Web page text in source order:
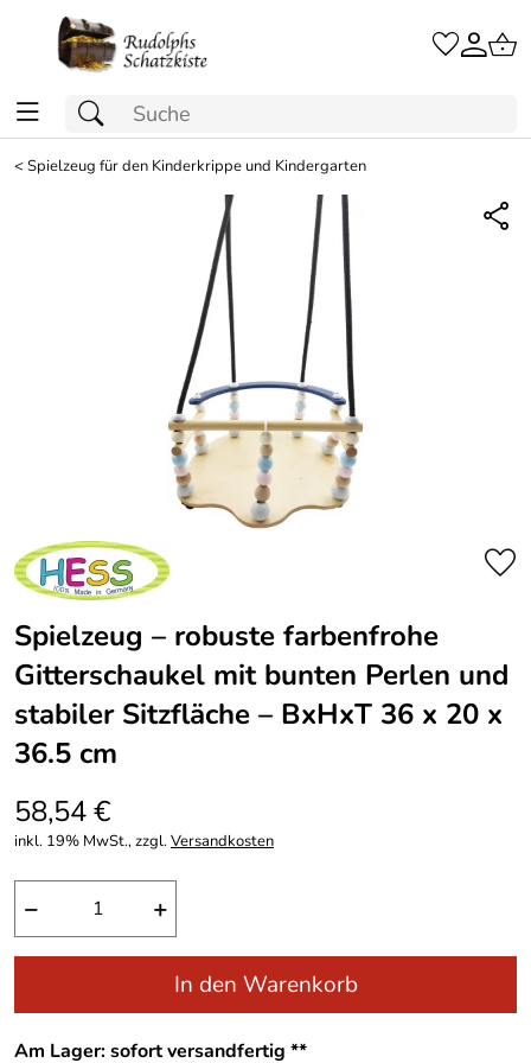
<Spielzeug für den Kinderkrippe und Kindergarten
Spielzeug – robuste farbenfrohe
Gitterschaukel mit bunten Perlen und
stabiler Sitzfläche – BxHxT 36 x 20 x
36.5 cm
58,54 €
inkl. 19% MwSt., zzgl.Versandkosten
− +
In den Warenkorb
Am Lager: sofort versandfertig **